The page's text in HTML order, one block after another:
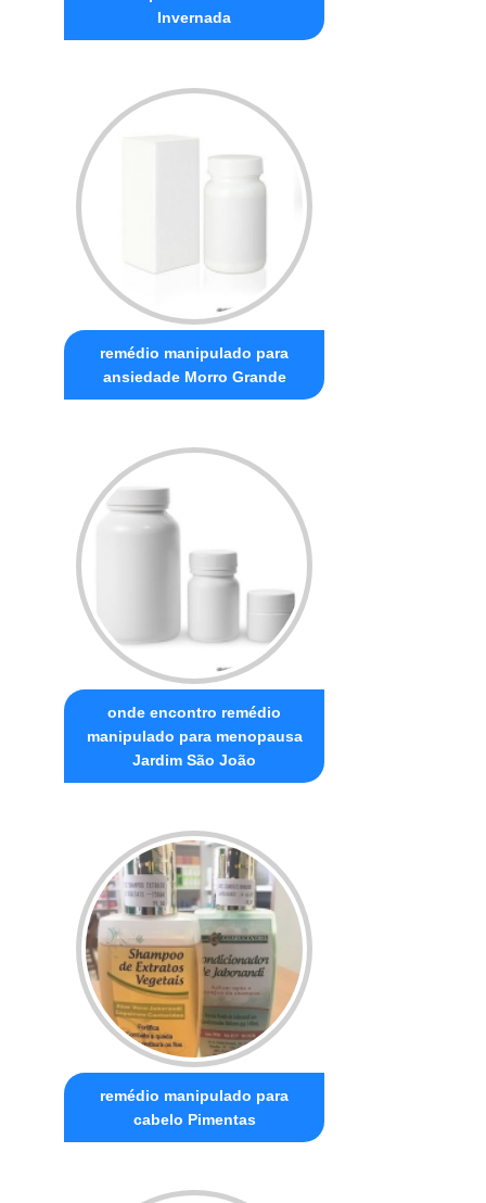
Invernada
remédio manipulado para
ansiedade Morro Grande
onde encontro remédio
manipulado para menopausa
Jardim São João
remédio manipulado para
cabelo Pimentas